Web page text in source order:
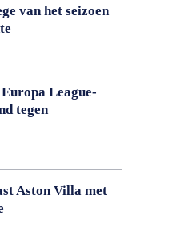
van het seizoen
League-
tegen
Aston Villa met